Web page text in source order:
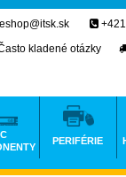
eshop@itsk.sk
kladené otázky
PERIFÉRIE